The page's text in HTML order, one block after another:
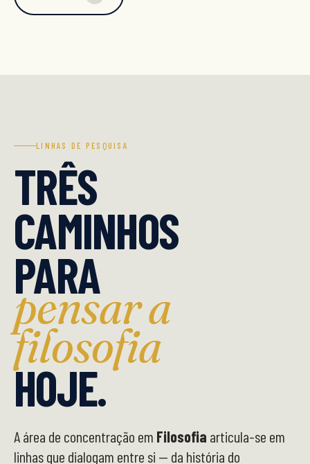
LINHAS DE PESQUISA
TRÊS
CAMINHOS
PARA
pensar a
filosofia
HOJE.
A área de concentração em Filosofia articula-se em
linhas que dialogam entre si — da história do